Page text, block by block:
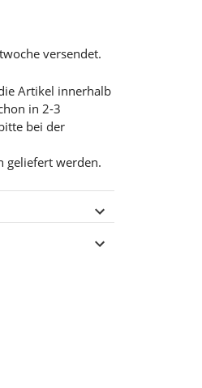
versendet.
Artikel innerhalb
in 2-3
bei der
geliefert werden.